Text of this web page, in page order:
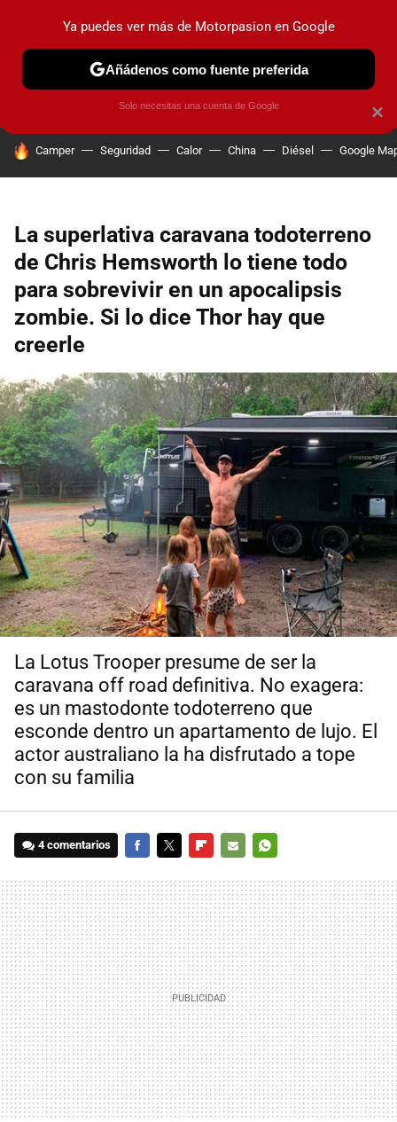
PRUEBAS COCHES ELÉCTRICOS OBSERVATORIO
HOY SE HABLA DE
Camper Seguridad Calor China Diésel Google
La superlativa caravana todoterreno
de Chris Hemsworth lo tiene todo
para sobrevivir en un apocalipsis
zombie. Si lo dice Thor hay que
creerle
La Lotus Trooper presume de ser la
caravana off road definitiva. No exagera:
es un mastodonte todoterreno que
esconde dentro un apartamento de lujo. El
actor australiano la ha disfrutado a tope
con su familia
4 comentarios
MAIL
×
Ya puedes ver más de Motorpasion en Google
Añádenos como fuente preferida
Solo necesitas una cuenta de Google